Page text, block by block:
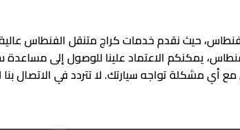
حيث نقدم خدمات كراج متنقل الفنطاس
يمكنكم الاعتماد علينا للوصول إلى
أي مشكلة تواجه سيارتك. لا تتردد في الاتصال بنا